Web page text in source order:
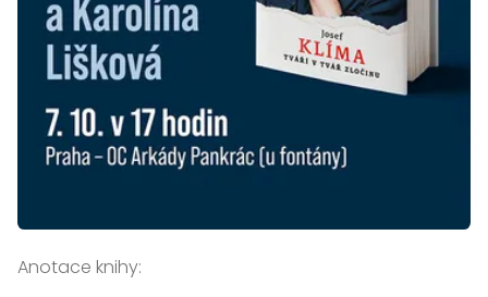
Anotace knihy: